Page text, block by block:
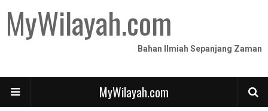
MyWilayah.com
Bahan Ilmiah Sepanjang Zaman
MyWilayah.com